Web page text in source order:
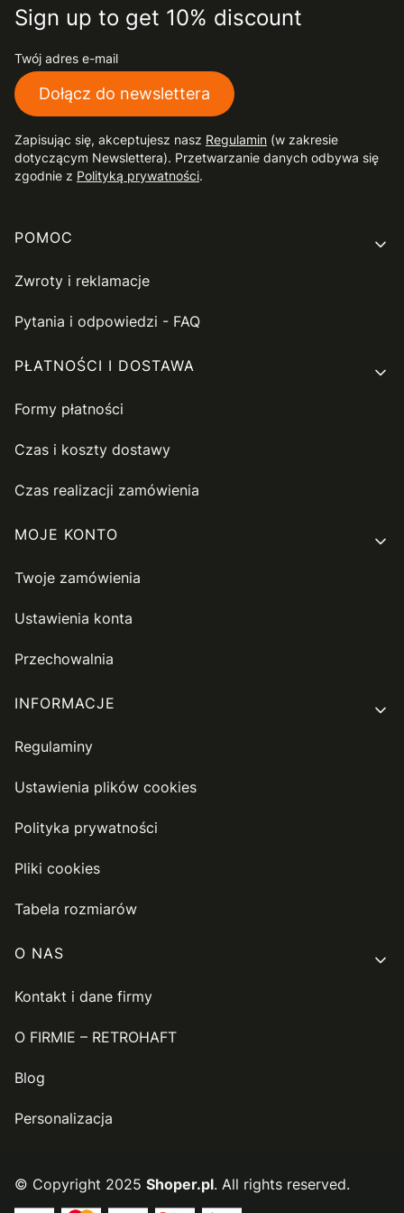
Sign up to get 10% discount
Twój adres e-mail
Dołącz do newslettera
Zapisując się, akceptujesz nasz Regulamin (w zakresie
dotyczącym Newslettera). Przetwarzanie danych odbywa się
zgodnie z Polityką prywatności.
Linki w stopce
POMOC
Zwroty i reklamacje
Pytania i odpowiedzi - FAQ
PŁATNOŚCI I DOSTAWA
Formy płatności
Czas i koszty dostawy
Czas realizacji zamówienia
MOJE KONTO
Twoje zamówienia
Ustawienia konta
Przechowalnia
INFORMACJE
Regulaminy
Ustawienia plików cookies
Polityka prywatności
Pliki cookies
Tabela rozmiarów
O NAS
Kontakt i dane firmy
O FIRMIE – RETROHAFT
Blog
Personalizacja
© Copyright 2025 Shoper.pl. All rights reserved.